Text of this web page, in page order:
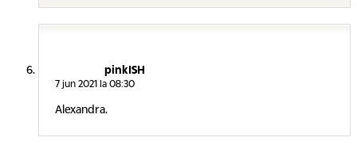
pinkISH
7 jun 2021 la 08:30
Alexandra.